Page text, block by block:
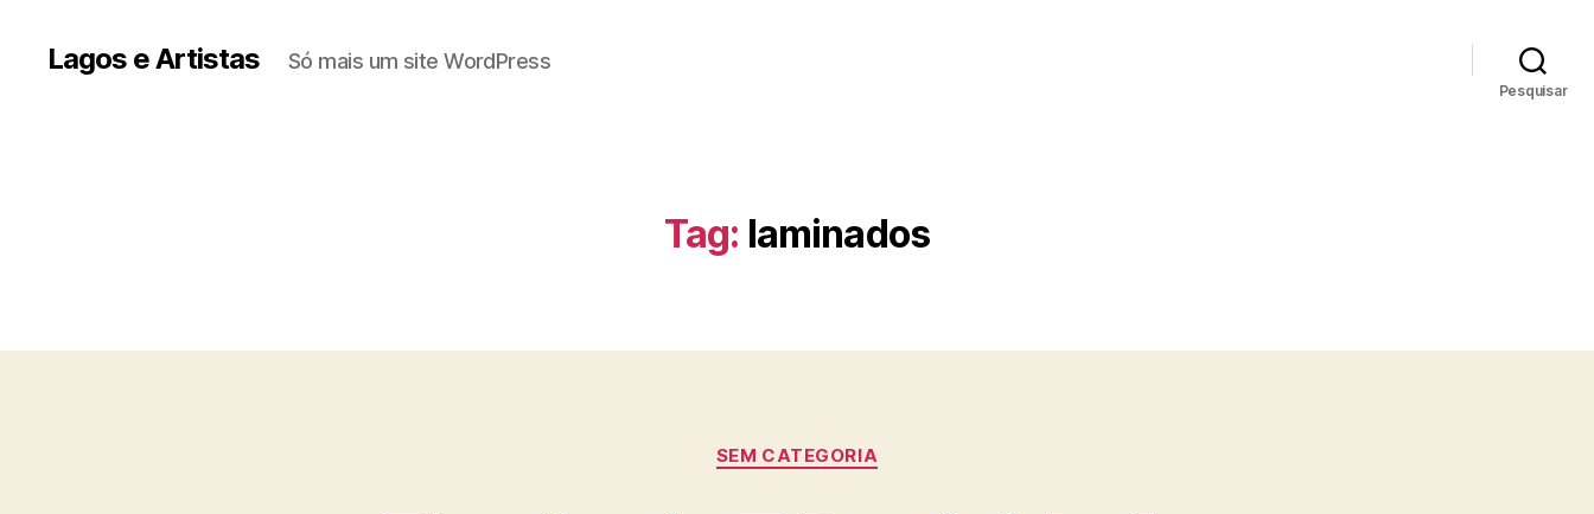
Lagos e Artistas Só mais um site WordPress
Pesquisar
Tag: laminados
Categorias
SEM CATEGORIA